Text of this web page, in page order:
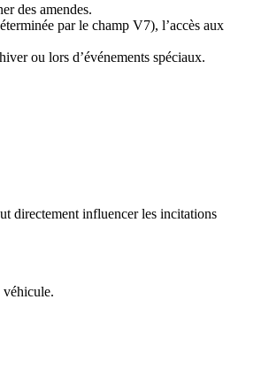
des amendes.
par le champ V7), l’accès aux
ou lors d’événements spéciaux.
directement influencer les incitations
véhicule.